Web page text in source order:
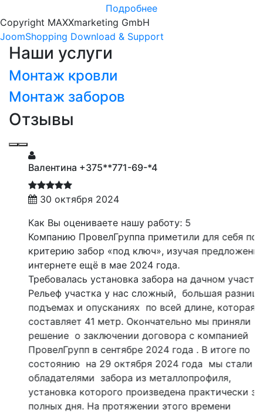
Подробнее
Copyright MAXXmarketing GmbH
JoomShopping Download & Support
Наши услуги
Монтаж кровли
Монтаж заборов
Отзывы
Валентина +375**771-69-*4
30 октября 2024
Как Вы оцениваете нашу работу: 5
Компанию ПровелГруппа приметили для себя по
критерию забор «под ключ», изучая предложения в
интернете ещё в мае 2024 года.
Требовалась установка забора на дачном участке.
Рельеф участка у нас сложный, большая разница в
подъемах и опусканиях по всей длине, которая
составляет 41 метр. Окончательно мы приняли
решение о заключении договора с компанией
ПровелГрупп в сентябре 2024 года . В итоге по
состоянию на 29 октября 2024 года мы стали
обладателями забора из металлопрофиля,
установка которого произведена практически за 3
полных дня. На протяжении этого времени